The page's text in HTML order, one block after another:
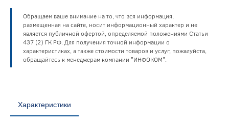
Обращаем ваше внимание на то, что вся информация,
размещенная на сайте, носит информационный характер и не
является публичной офертой, определяемой положениями Статьи
437 (2) ГК РФ. Для получения точной информации о
характеристиках, а также стоимости товаров и услуг, пожалуйста,
обращайтесь к менеджерам компании "ИНФОКОМ".
Характеристики